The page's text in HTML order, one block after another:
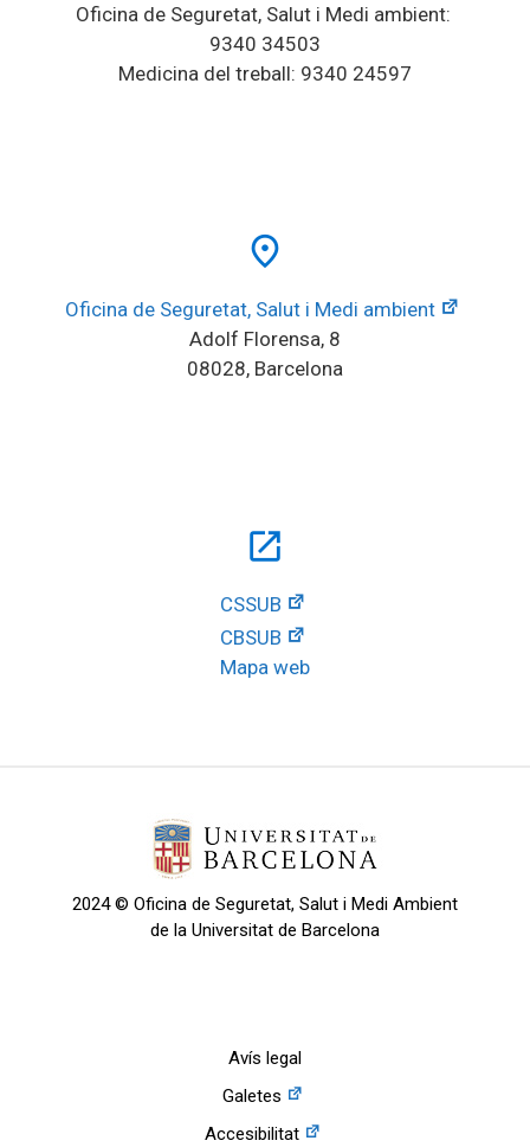
Oficina de Seguretat, Salut i Medi ambient:
9340 34503
Medicina del treball: 9340 24597
place
Oficina de Seguretat, Salut i Medi ambient
Adolf Florensa, 8
08028, Barcelona
open_in_new
CSSUB
CBSUB
Mapa web
2024 © Oficina de Seguretat, Salut i Medi Ambient
de la Universitat de Barcelona
Avís legal
Galetes
Accesibilitat